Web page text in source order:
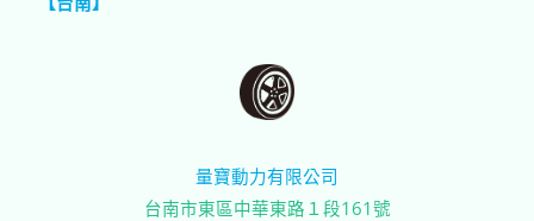
量寶動力有限公司
台南市東區中華東路１段161號